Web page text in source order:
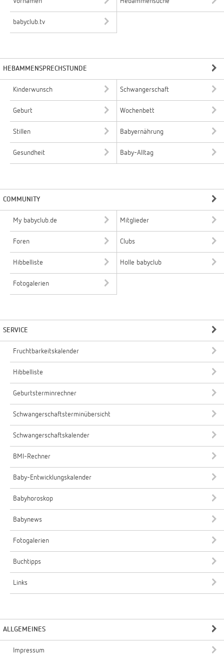
babyclub.tv
HEBAMMENSPRECHSTUNDE
Kinderwunsch Schwangerschaft
Geburt Wochenbett
Stillen Babyernährung
Gesundheit Baby-Alltag
COMMUNITY
My babyclub.de Mitglieder
Foren Clubs
Hibbelliste Holle babyclub
Fotogalerien
SERVICE
Fruchtbarkeitskalender
Hibbelliste
Geburtsterminrechner
Schwangerschaftsterminübersicht
Schwangerschaftskalender
BMI-Rechner
Baby-Entwicklungskalender
Babyhoroskop
Babynews
Fotogalerien
Buchtipps
Links
ALLGEMEINES
Impressum